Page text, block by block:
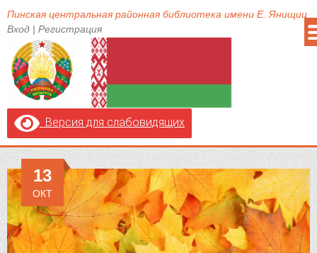
Пинская центральная районная библиотека имени Е. Янищиц
Вход | Регистрация
Версия для слабовидящих
13
ОКТ